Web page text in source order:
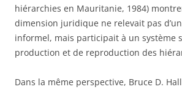
hiérarchies en Mauritanie, 1984)
dimension juridique ne relevait pas
informel, mais participait à un système
production et de reproduction des
Dans la même perspective, Bruce D.